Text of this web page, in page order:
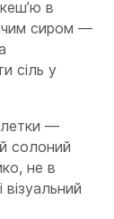
в
сиром —
сіль у
—
солоний
не в